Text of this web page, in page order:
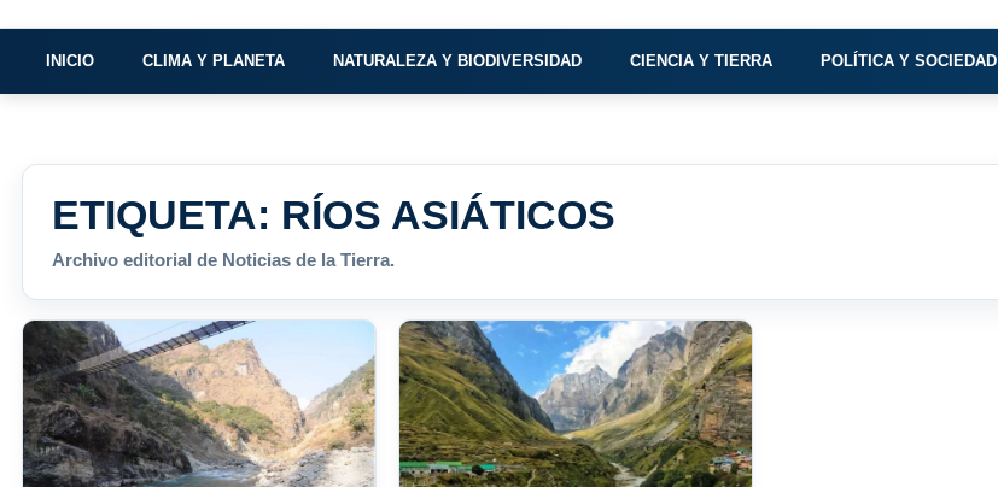
INICIO CLIMA Y PLANETA NATURALEZA Y BIODIVERSIDAD CIENCIA Y TIERRA POLÍTICA Y SOCIEDAD
ETIQUETA: RÍOS ASIÁTICOS
Archivo editorial de Noticias de la Tierra.